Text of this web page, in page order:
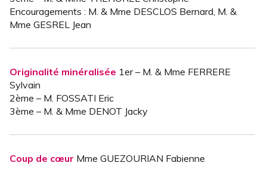
Encouragements : M. & Mme DESCLOS Bernard, M. &
Mme GESREL Jean
Originalité minéralisée 1er – M. & Mme FERRERE
Sylvain
2ème – M. FOSSATI Eric
3ème – M. & Mme DENOT Jacky
Coup de cœur Mme GUEZOURIAN Fabienne